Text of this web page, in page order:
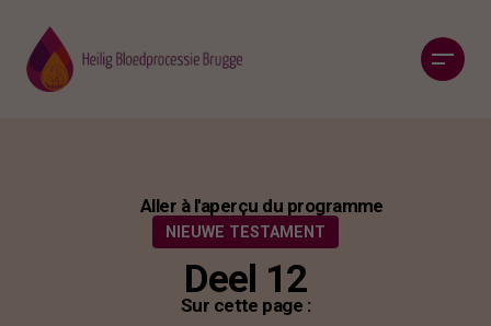
Aller à l'aperçu du programme
NIEUWE TESTAMENT
Deel 12
Sur cette page :